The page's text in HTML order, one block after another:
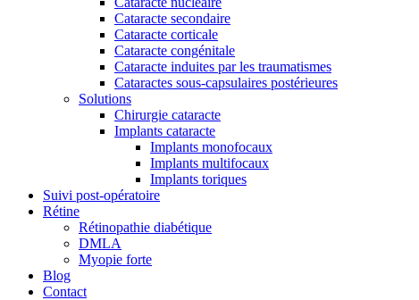
Cataracte secondaire
Cataracte corticale
Cataracte congénitale
Cataracte induites par les traumatismes
Cataractes sous-capsulaires postérieures
Solutions
Chirurgie cataracte
Implants cataracte
Implants monofocaux
Implants multifocaux
Implants toriques
Suivi post-opératoire
Rétine
Rétinopathie diabétique
DMLA
Myopie forte
Blog
Contact